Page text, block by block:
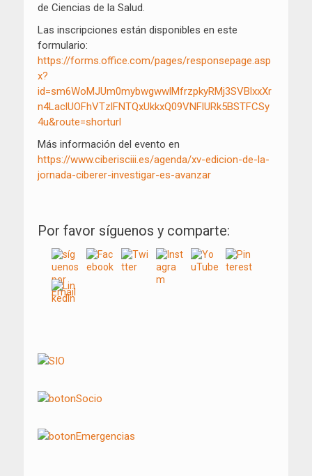
de Ciencias de la Salud.
Las inscripciones están disponibles en este
formulario:
https://forms.office.com/pages/responsepage.asp
x?
id=sm6WoMJUm0mybwgwwlMfrzpkyRMj3SVBlxxXr
n4LaclUOFhVTzlFNTQxUkkxQ09VNFlURk5BSTFCSy
4u&route=shorturl
Más información del evento en
https://www.ciberisciii.es/agenda/xv-edicion-de-la-
jornada-ciberer-investigar-es-avanzar
Por favor síguenos y comparte: